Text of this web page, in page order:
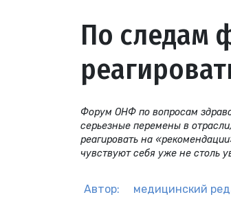
По следам
Форум ОНФ по вопросам
серьезные перемены в
реагировать на
чувствуют себя уже не столь
Автор: медицинский